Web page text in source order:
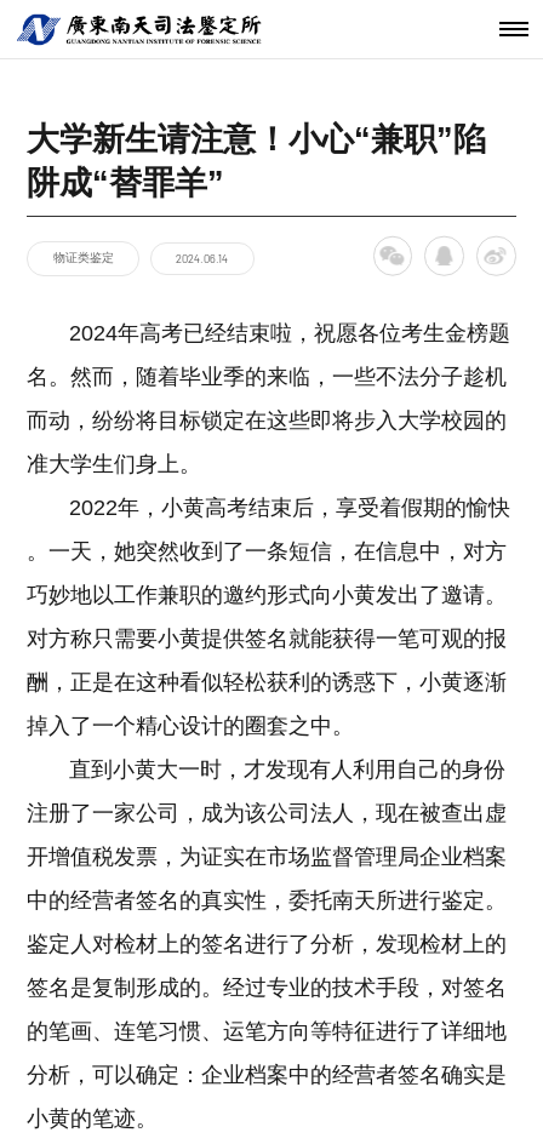
关于南天
发展历程
核心团队
科技研发
分支机构
鉴定服务
鉴定指南
法规标准
经典案例
物证类鉴定
声像资料类
新闻资讯
通知公告
行业动态
工程中心
开放课题
联系我们
大学新生请注意！小心“兼职”陷
阱成“替罪羊”
物证类鉴定 2024.06.14
2024年高考已经结束啦，祝愿各位考生金榜题
名。然而，随着毕业季的来临，一些不法分子趁机
而动，纷纷将目标锁定在这些即将步入大学校园的
准大学生们身上。
2022年，小黄高考结束后，享受着假期的愉快
。一天，她突然收到了一条短信，在信息中，对方
巧妙地以工作兼职的邀约形式向小黄发出了邀请。
对方称只需要小黄提供签名就能获得一笔可观的报
酬，正是在这种看似轻松获利的诱惑下，小黄逐渐
掉入了一个精心设计的圈套之中。
直到小黄大一时，才发现有人利用自己的身份
注册了一家公司，成为该公司法人，现在被查出虚
开增值税发票，为证实在市场监督管理局企业档案
中的经营者签名的真实性，委托南天所进行鉴定。
鉴定人对检材上的签名进行了分析，发现检材上的
签名是复制形成的。经过专业的技术手段，对签名
的笔画、连笔习惯、运笔方向等特征进行了详细地
分析，可以确定：企业档案中的经营者签名确实是
小黄的笔迹。